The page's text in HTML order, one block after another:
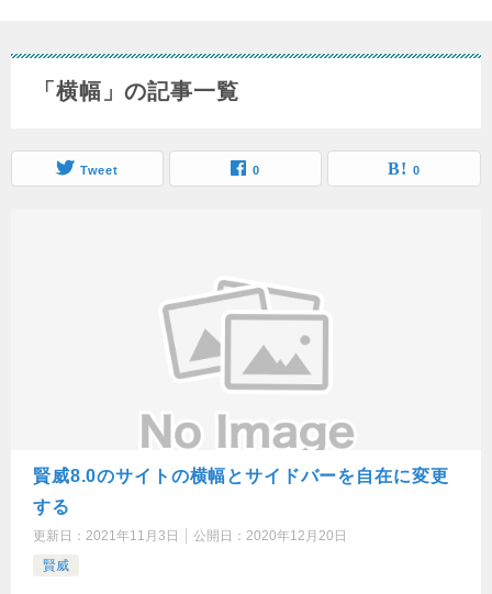
「横幅」の記事一覧
Tweet 0 0
賢威8.0のサイトの横幅とサイドバーを自在に変更
する
更新日： 2021年11月3日 公開日： 2020年12月20日
賢威